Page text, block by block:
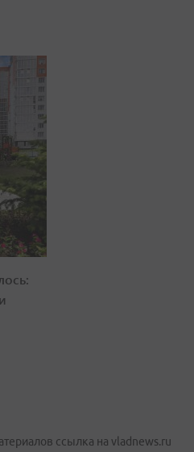
ссылка на vladnews.ru